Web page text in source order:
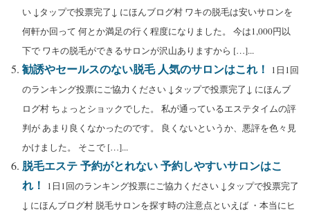
い ↓タップで投票完了↓ にほんブログ村 ワキの脱毛は安いサロンを
何軒か回って 何とか満足の行く程度になりました。 今は1,000円以
下で ワキの脱毛ができるサロンが沢山ありますから […]...
勧誘やセールスのない脱毛 人気のサロンはこれ！
1日1回
のランキング投票にご協力ください ↓タップで投票完了↓ にほんブ
ログ村 ちょっとショックでした。 私が通っているエステタイムの評
判が あまり良くなかったのです。 良くないというか、悪評を色々見
かけました。 そこで […]...
脱毛エステ 予約がとれない 予約しやすいサロンはこ
れ！
1日1回のランキング投票にご協力ください ↓タップで投票完了
↓ にほんブログ村 脱毛サロンを探す時の注意点といえば ・本当にヒ